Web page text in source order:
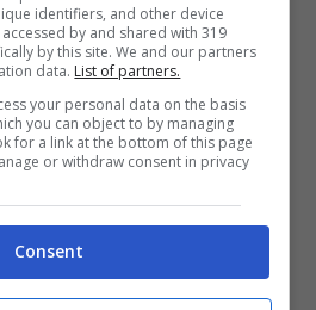
wireless potrebbe
una struttura in vetro,
totale come avviene
Tuttavia, questo sembra
di corridoio che circola
smartphone Apple.
di Cupertino, che
potrà scontrarsi
identifiers, and other device
by and shared with 319
by this site. We and our partners
data. List of partners.
your personal data on the basis
you can object to by managing
for a link at the bottom of this page
or withdraw consent in privacy
Consent